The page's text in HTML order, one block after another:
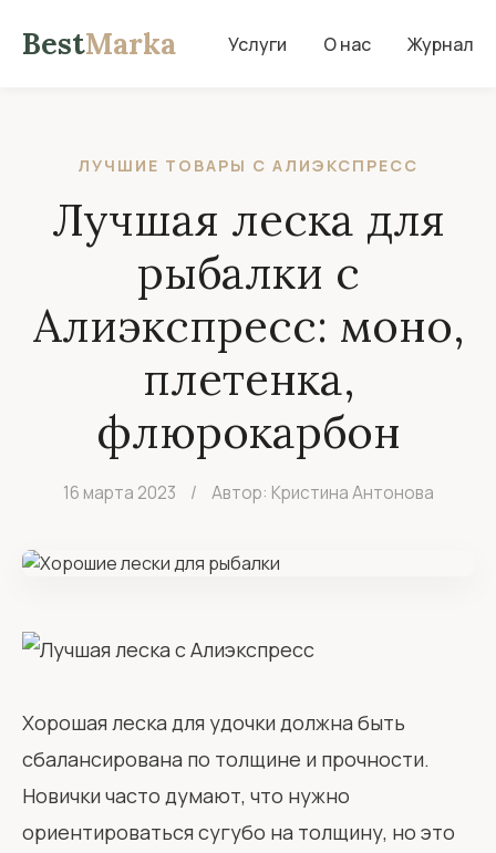
BestMarka Услуги О нас Журнал
ЛУЧШИЕ ТОВАРЫ С АЛИЭКСПРЕСС
Лучшая леска для
рыбалки с
Алиэкспресс: моно,
плетенка,
флюрокарбон
16 марта 2023 / Автор: Кристина Антонова
Хорошая леска для удочки должна быть
сбалансирована по толщине и прочности.
Новички часто думают, что нужно
ориентироваться сугубо на толщину, но это